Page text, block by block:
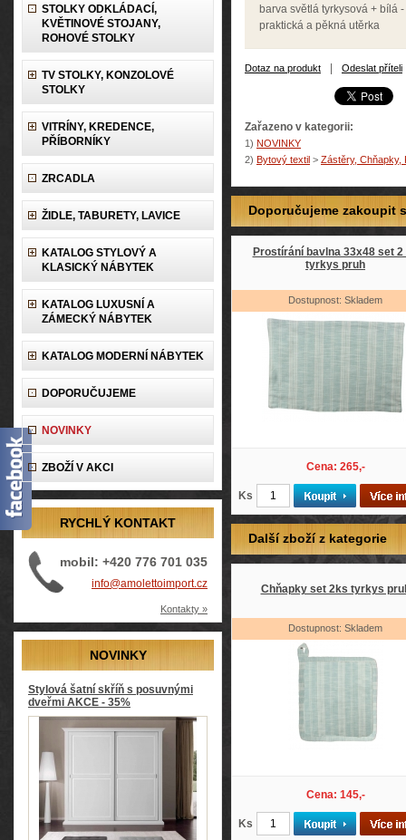
STOLKY ODKLÁDACÍ,
KVĚTINOVÉ STOJANY,
ROHOVÉ STOLKY
TV STOLKY, KONZOLOVÉ
STOLKY
VITRÍNY, KREDENCE,
PŘÍBORNÍKY
ZRCADLA
ŽIDLE, TABURETY, LAVICE
KATALOG STYLOVÝ A
KLASICKÝ NÁBYTEK
KATALOG LUXUSNÍ A
ZÁMECKÝ NÁBYTEK
KATALOG MODERNÍ NÁBYTEK
DOPORUČUJEME
NOVINKY
ZBOŽÍ V AKCI
RYCHLÝ KONTAKT
mobil: +420 776 701 035
info@amolettoimport.cz
Kontakty »
NOVINKY
Stylová šatní skříň s posuvnými
dveřmi AKCE - 35%
barva světlá tyrkysová + bílá
praktická a pěkná utěrka
Dotaz na produkt Odeslat příteli
Zařazeno v kategorii:
1) NOVINKY
2) Bytový textil > Zástěry, Chňapky,
Doporučujeme zakoupit
Prostírání bavlna 33x48 set 2
tyrkys pruh
Dostupnost: Skladem
Cena: 265,-
Ks
Další zboží z kategorie
Chňapky set 2ks tyrkys
Dostupnost: Skladem
Cena: 145,-
Ks